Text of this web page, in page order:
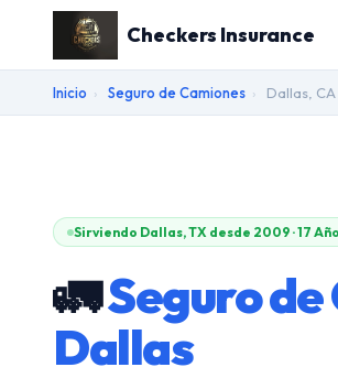
Checkers Insurance
Inicio › Seguro de Camiones › Dallas, CA
Sirviendo Dallas, TX desde 2009 · 17
🚛Seguro
Dallas